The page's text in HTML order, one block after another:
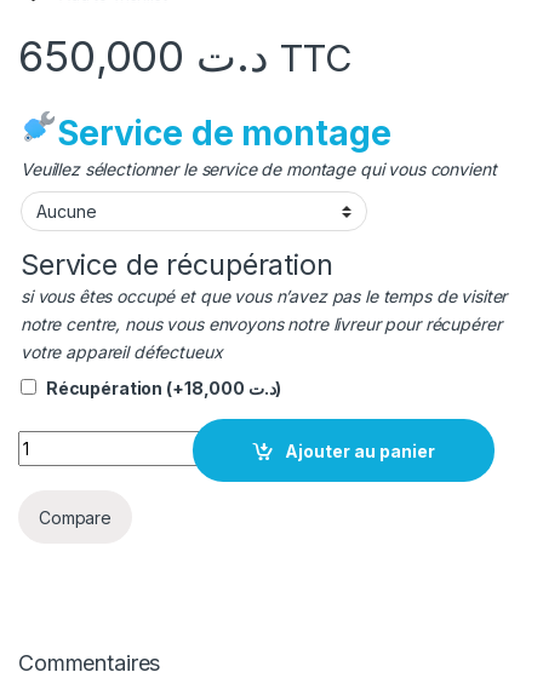
د.ت TTC
Service de montage
Veuillez sélectionner le service de montage qui vous convient
Service de récupération
si vous êtes occupé et que vous n’avez pas le temps de visiter
notre centre, nous vous envoyons notre livreur pour récupérer
votre appareil défectueux
Récupération (+ د.ت)
quantité Afficheur LCD Pixel 7 Pro Original
Ajouter au panier
Compare
Commentaires